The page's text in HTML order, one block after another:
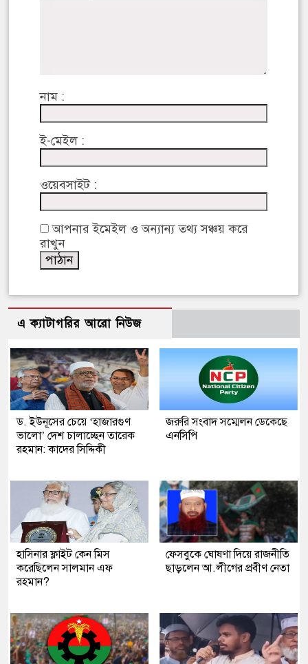
নাম :
ই-মেইল :
ওয়েবসাইট :
আপনার ইমেইল ও অন্যান্য তথ্য সঞ্চয় করে
রাখুন
এ ক্যাটাগরির আরো নিউজ
ড. ইউনূসের চেয়ে ‘হাজারগুণ
ভালো’ দেশ চালাচ্ছেন তারেক
রহমান: কাদের সিদ্দিকী
জরুরি সংবাদ সম্মেলন ডেকেছে
এনসিপি
হাসিনার ফ্লাইট কেন মিস
করেছিলেন সালমান এফ
রহমান?
ফেসবুকে ঘোষণা দিয়ে রাজনীতি
ছাড়লেন আ.লীগের প্রবীণ নেতা